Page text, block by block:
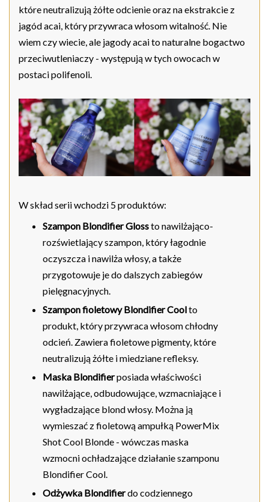
które neutralizują żółte odcienie oraz na ekstrakcie z
jagód acai, który przywraca włosom witalność. Nie
wiem czy wiecie, ale jagody acai to naturalne bogactwo
przeciwutleniaczy - występują w tych owocach w
postaci polifenoli.
W skład serii wchodzi 5 produktów:
Szampon Blondifier Glossto nawilżająco-
rozświetlający szampon, który łagodnie
oczyszcza i nawilża włosy, a także
przygotowuje je do dalszych zabiegów
pielęgnacyjnych.
Szampon fioletowy Blondifier Coolto
produkt, który przywraca włosom chłodny
odcień. Zawiera fioletowe pigmenty, które
neutralizują żółte i miedziane refleksy.
Maska Blondifierposiada właściwości
nawilżające, odbudowujące, wzmacniające i
wygładzające blond włosy. Można ją
wymieszać z fioletową ampułką PowerMix
Shot Cool Blonde - wówczas maska
wzmocni ochładzające działanie szamponu
Blondifier Cool.
Odżywka Blondifierdo codziennego